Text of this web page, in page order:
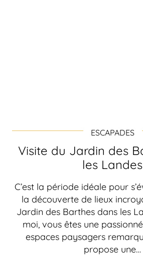
ESCAPADES
Visite du Jardin des
les Landes
C’est la période idéale pour
la découverte de lieux
Jardin des Barthes dans les
moi, vous êtes une
espaces paysagers
propose une…